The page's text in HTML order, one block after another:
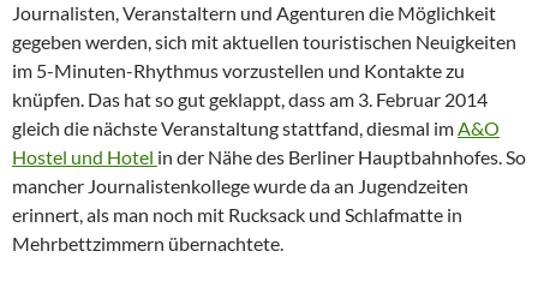
Journalisten, Veranstaltern und Agenturen die Möglichkeit
gegeben werden, sich mit aktuellen touristischen Neuigkeiten
im 5-Minuten-Rhythmus vorzustellen und Kontakte zu
knüpfen. Das hat so gut geklappt, dass am 3. Februar 2014
gleich die nächste Veranstaltung stattfand, diesmal imA&O
Hostel und Hotel in der Nähe des Berliner Hauptbahnhofes. So
mancher Journalistenkollege wurde da an Jugendzeiten
erinnert, als man noch mit Rucksack und Schlafmatte in
Mehrbettzimmern übernachtete.